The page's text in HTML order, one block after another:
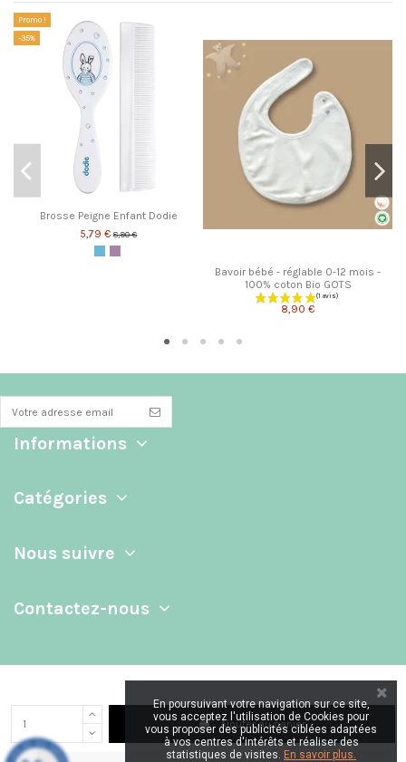
Ajouter au panier
Promo !
-35%
Brosse Peigne Enfant Dodie
5,79 € 8,90 €
BleuRose
Bavoir bébé - réglable 0-12 mois -
100% coton Bio GOTS
8,90 €
Informations
Catégories
Nous suivre
Contactez-nous
En poursuivant votre navigation sur ce site,
vous acceptez l'utilisation de Cookies pour
vous proposer des publicités ciblées adaptées
à vos centres d'intérêts et réaliser des
statistiques de visites. En savoir plus.